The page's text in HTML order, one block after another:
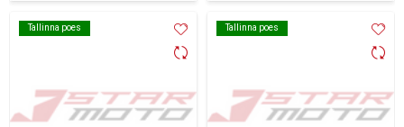
Tallinna poes
Tallinna poes Tallinna poes
Tallinna poes